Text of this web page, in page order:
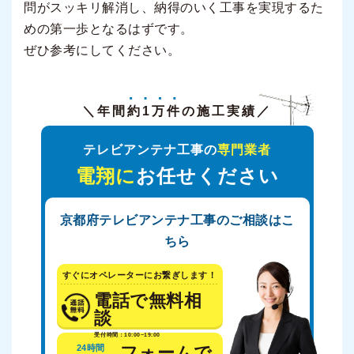
問がスッキリ解消し、納得のいく工事を実現するた
めの第一歩となるはずです。
ぜひ参考にしてください。
＼年間 約1万件の施工実績／
テレビアンテナ工事の専門業者
電翔にお任せください
京都府テレビアンテナ工事のご相談はこ
ちら
すぐにオペレーターにお繋ぎします！
電話で無料相
談
受付時間：10:00~19:00
24時間